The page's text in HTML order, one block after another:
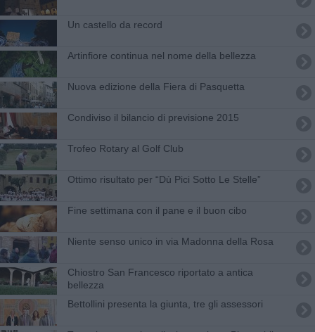
Un castello da record
Artinfiore continua nel nome della bellezza
Nuova edizione della Fiera di Pasquetta
Condiviso il bilancio di previsione 2015
Trofeo Rotary al Golf Club
Ottimo risultato per “Dù Pici Sotto Le Stelle”
Fine settimana con il pane e il buon cibo
Niente senso unico in via Madonna della Rosa
Chiostro San Francesco riportato a antica
bellezza
Bettollini presenta la giunta, tre gli assessori